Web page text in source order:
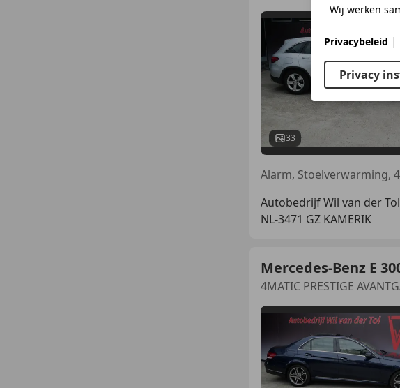
33
Autobedrijf Wil van der Tol
NL-3471 GZ KAMERIK
Mercedes-Benz E
4MATIC PRESTIGE
Wij werken
Privacybeleid |
Privacy